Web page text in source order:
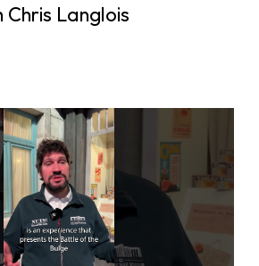
Chris Langlois